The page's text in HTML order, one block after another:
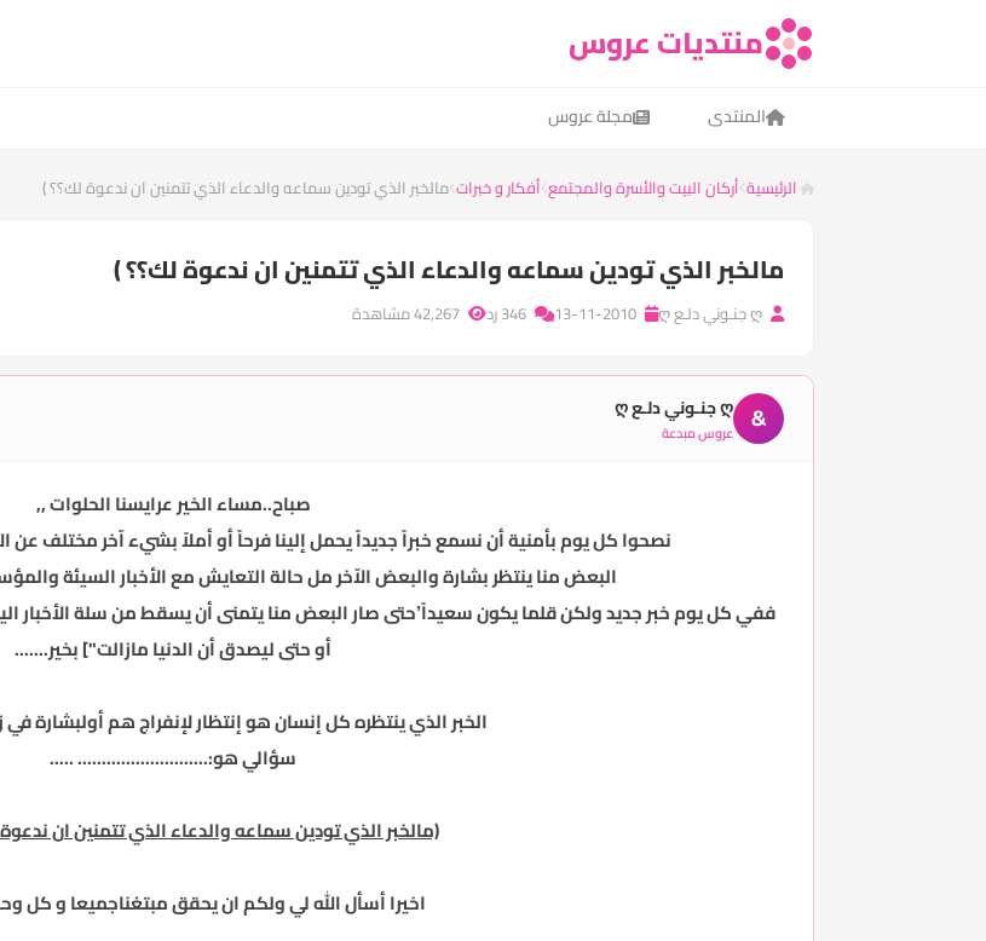
منتديات عروس
المنتدى مجلة عروس
الرئيسية أركان البيت والأسرة والمجتمع أفكار و خبرات مالخبر الذي تودين سماعه والدعاء الذي تتمنين ان ندعوة لك؟؟ )
مالخبر الذي تودين سماعه والدعاء الذي تتمنين ان ندعوة لك؟؟ )
& ღ جنـوني دلـع ღ
عروس مبدعة
صباح..مساء الخير عرايسنا الحلوات ,,
نصحوا كل يوم بأمنية أن نسمع خبراً جديداً يحمل إلينا فرحاً أو أملاً بشيء آخر مختلف عن
البعض منا ينتظر بشارة والبعض الآخر مل حالة التعايش مع الأخبار السيئة
ففي كل يوم خبر جديد ولكن قلما يكون سعيداً’حتى صار البعض منا يتمنى أن يسقط من سلة الأخبار
أو حتى ليصدق أن الدنيا مازالت"] بخير.......
الخبر الذي ينتظره كل إنسان هو إنتظار لإنفراج هم أولبشارة
سؤالي هو:........................... .....
(مالخبر الذي تودين سماعه والدعاء الذي تتمنين ان
اخيرا أسأل الله لي ولكم ان يحقق مبتغناجميعا و كل